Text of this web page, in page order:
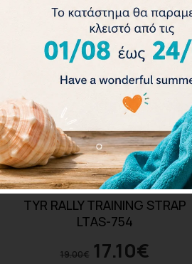
TYR RALLY TRAINING STRAP
LTAS-754
19.00€ 17.10€